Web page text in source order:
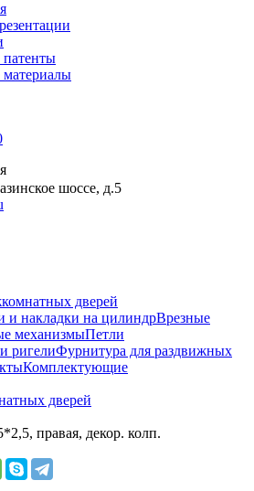
шоссе, д.5
дверей
и накладки на цилиндрВрезные
механизмыПетли
ригелиФурнитура для раздвижных
Комплектующие
дверей
правая, декор. колп.